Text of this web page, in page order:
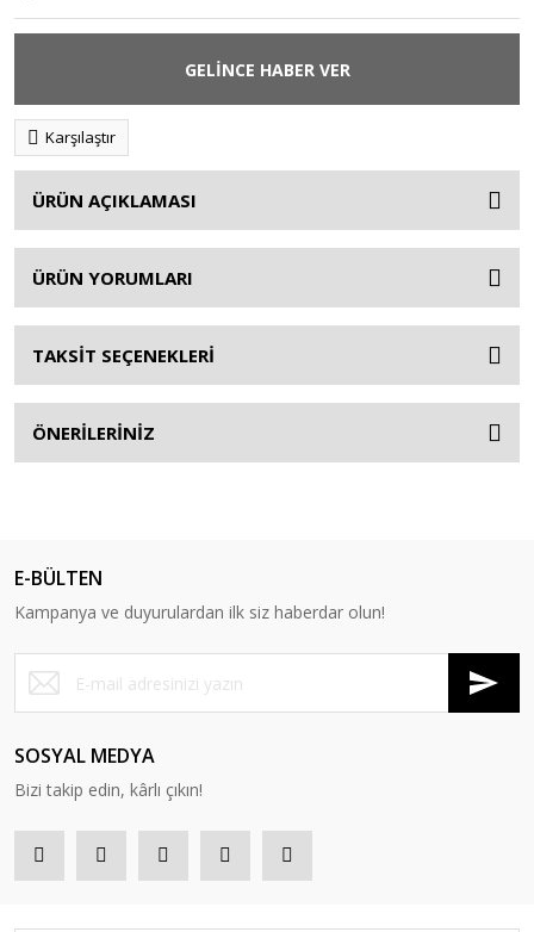
GELİNCE HABER VER
Karşılaştır
ÜRÜN AÇIKLAMASI
ÜRÜN YORUMLARI
TAKSİT SEÇENEKLERİ
ÖNERİLERİNİZ
E-BÜLTEN
Kampanya ve duyurulardan ilk siz haberdar olun!
SOSYAL MEDYA
Bizi takip edin, kârlı çıkın!